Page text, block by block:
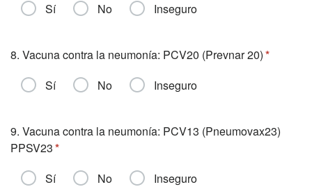
Sí
No Inseguro
8. Vacuna contra la neumonía: PCV20 (Prevnar 20)
Sí
No Inseguro
9. Vacuna contra la neumonía: PCV13 (Pneumovax23)
PPSV23
Sí
No Inseguro